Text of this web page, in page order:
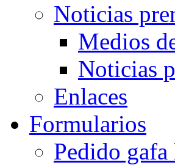
Noticias
Medios
Noticias
Enlaces
Formularios
Pedido